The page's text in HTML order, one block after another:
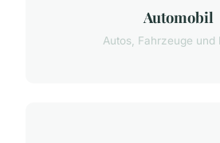
Automobil
Autos, Fahrzeuge und